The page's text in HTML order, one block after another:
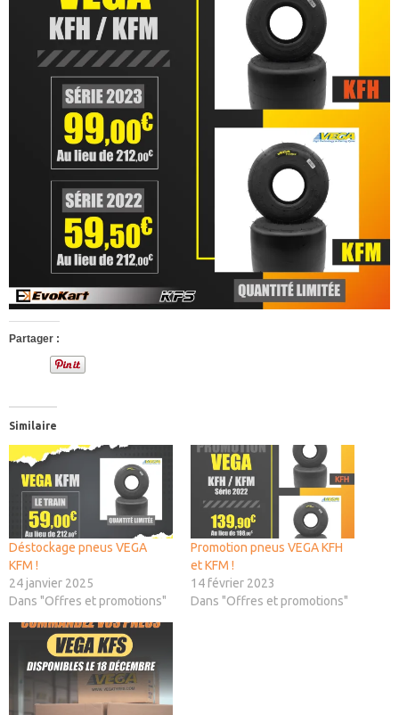
Partager :
Similaire
Déstockage pneus VEGA
KFM !
24 janvier 2025
Dans "Offres et promotions"
Promotion pneus VEGA KFH
et KFM !
14 février 2023
Dans "Offres et promotions"